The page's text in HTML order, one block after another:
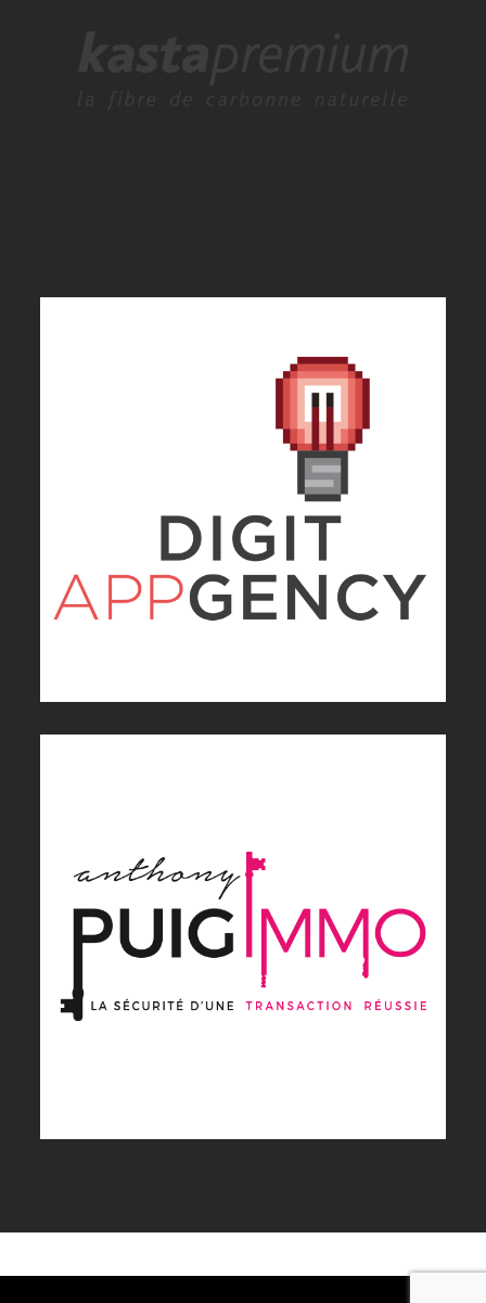
PUIG IMMO